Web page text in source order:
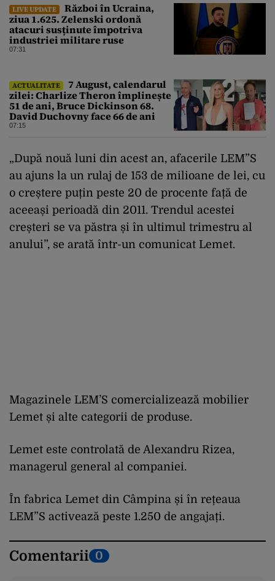
LIVE UPDATE
Război în Ucraina,
ziua 1.625. Zelenski ordonă
atacuri susținute împotriva
industriei militare ruse
07:31
ACTUALITATE
7 August, calendarul
zilei: Charlize Theron împlinește
51 de ani, Bruce Dickinson 68.
David Duchovny face 66 de ani
07:15
„După nouă luni din acest an, afacerile LEM”S
au ajuns la un rulaj de 153 de milioane de lei, cu
o creștere puțin peste 20 de procente față de
aceeași perioadă din 2011. Trendul acestei
creșteri se va păstra și în ultimul trimestru al
anului”, se arată într-un comunicat Lemet.
Magazinele LEM’S comercializează mobilier
Lemet și alte categorii de produse.
Lemet este controlată de Alexandru Rizea,
managerul general al companiei.
În fabrica Lemet din Câmpina și în rețeaua
LEM”S activează peste 1.250 de angajați.
Comentarii 0